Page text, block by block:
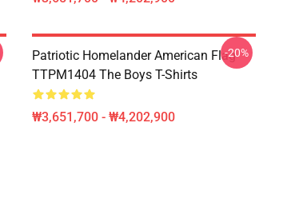
Patriotic Homelander American Flag
TTPM1404 The Boys T-Shirts
₩3,651,700 - ₩4,202,900
-20%